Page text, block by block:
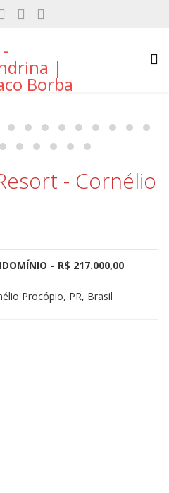
- Cornélio
- R$ 217.000,00
Procópio, PR, Brasil